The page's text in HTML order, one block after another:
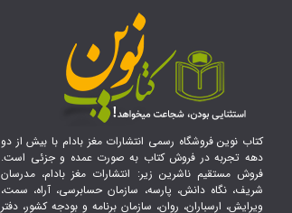
کتاب نوین فروشگاه رسمی انتشارات مغز بادام با بیش از دو
دهه تجربه در فروش کتاب به صورت عمده و جزئی است.
فروش مستقیم ناشرین زیر: انتشارات مغز بادام، مدرسان
شریف، نگاه دانش، پارسه، سازمان حسابرسی، آراه، سمت،
ویرایش، ارسباران، روان، سازمان برنامه و بودجه کشور، دفتر